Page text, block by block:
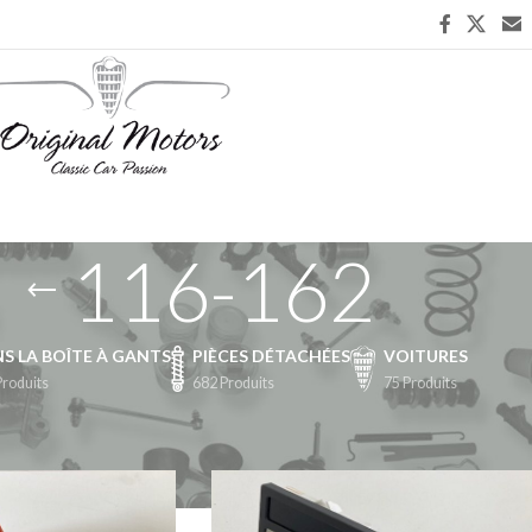
116-162
LA BOÎTE À GANTS PIÈCES DÉTACHÉES
682 Produits
VOITURES
75 Produits
Habitacle/116-162 24